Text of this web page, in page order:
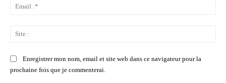
Enregistrer mon nom, email et site web dans ce navigateur pour la
prochaine fois que je commenterai.